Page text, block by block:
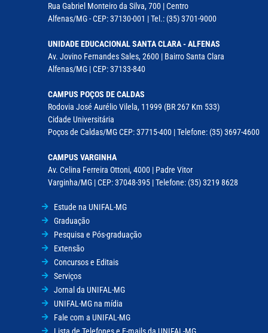
Rua Gabriel Monteiro da Silva, 700 | Centro
Alfenas/MG - CEP: 37130-001 | Tel.: (35) 3701-9000
UNIDADE EDUCACIONAL SANTA CLARA - ALFENAS
Av. Jovino Fernandes Sales, 2600 | Bairro Santa Clara
Alfenas/MG | CEP: 37133-840
CAMPUS POÇOS DE CALDAS
Rodovia José Aurélio Vilela, 11999 (BR 267 Km 533)
Cidade Universitária
Poços de Caldas/MG CEP: 37715-400 | Telefone: (35) 3697-4600
CAMPUS VARGINHA
Av. Celina Ferreira Ottoni, 4000 | Padre Vitor
Varginha/MG | CEP: 37048-395 | Telefone: (35) 3219 8628
Estude na UNIFAL-MG
Graduação
Pesquisa e Pós-graduação
Extensão
Concursos e Editais
Serviços
Jornal da UNIFAL-MG
UNIFAL-MG na mídia
Fale com a UNIFAL-MG